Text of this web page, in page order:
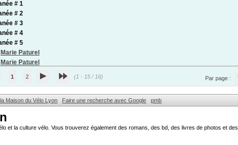
# 1
# 2
# 3
# 4
# 5
Marie Paturel
Marie Paturel
1 2 (1 - 15 / 16) Par page :
Maison du Vélo Lyon Faire une recherche avec Google pmb
et la culture vélo. Vous trouverez également des romans, des bd, des livres de photos et